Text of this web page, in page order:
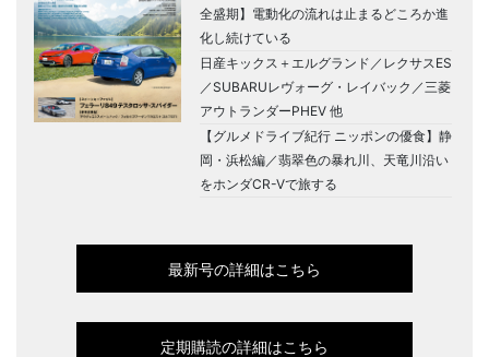
全盛期】電動化の流れは止まるどころか進
化し続けている
日産キックス＋エルグランド／レクサスES
／SUBARUレヴォーグ・レイバック／三菱
アウトランダーPHEV 他
【グルメドライブ紀行 ニッポンの優食】静
岡・浜松編／翡翠色の暴れ川、天竜川沿い
をホンダCR-Vで旅する
最新号の詳細はこちら
定期購読の詳細はこちら